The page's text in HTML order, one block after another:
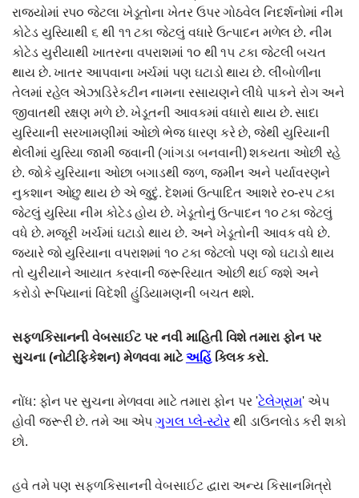
રાજયોમાં રપ૦ જેટલા ખેડૂતોના ખેતર ઉપર ગોઠવેલ નિદર્શનોમાં નીમ
કોટેડ યુરિયાથી ૬ થી ૧૧ ટકા જેટલું વધારે ઉત્પાદન મળેલ છે. નીમ
કોટેડ યુરીયાથી ખાતરના વપરાશમાં ૧૦ થી ૧૫ ટકા જેટલી બચત
થાય છે. ખાતર આપવાના ખર્ચમાં પણ ઘટાડો થાય છે. લીંબોળીના
તેલમાં રહેલ એઝાડિરેકટીન નામના રસાયણને લીધે પાકને રોગ અને
જીવાતથી રક્ષણ મળે છે. ખેડૂતની આવકમાં વધારો થાય છે. સાદા
યુરિયાની સરખામણીમાં ઓછો ભેજ ધારણ કરે છે, જેથી યુરિયાની
થેલીમાં યુરિયા જામી જવાની (ગાંગડા બનવાની) શકયતા ઓછી રહે
છે. જોકે યુરિયાના ઓછા બગાડથી જળ, જમીન અને પર્યાવરણને
નુકશાન ઓછુ થાય છે એ જુદું. દેશમાં ઉત્પાદિત આશરે ર૦-રપ ટકા
જેટલું યુરિયા નીમ કોટેડ હોય છે. ખેડૂતોનું ઉત્પાદન ૧૦ ટકા જેટલું
વધે છે. મજૂરી ખર્ચમાં ઘટાડો થાય છે. અને ખેડૂતોની આવક વધે છે.
જયારે જો યુરિયાના વપરાશમાં ૧૦ ટકા જેટલો પણ જો ઘટાડો થાય
તો યુરીયાને આયાત કરવાની જરૂરિયાત ઓછી થઈ જશે અને
કરોડો રૂપિયાનાં વિદેશી હુંડિયામણની બચત થશે.
સફ્ળકિસાનની વેબસાઈટ પર નવી માહિતી વિશે તમારા ફોન પર
સુચના (નોટીફિકેશન) મેળવવા માટેઅહિંક્લિક કરો.
નોંધ: ફોન પર સુચના મેળવવા માટે તમારા ફોન પર 'ટેલેગ્રામ' એપ
હોવી જરૂરી છે. તમે આ એપગુગલ પ્લે-સ્ટોર થી ડાઉનલોડ કરી શકો
છો.
હવે તમે પણ સફળકિસાનની વેબસાઈટ દ્વારા અન્ય કિસાનમિત્રો